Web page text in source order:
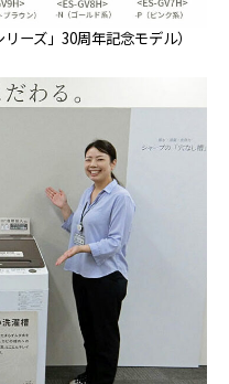
ーズ」30周年記念モデル）